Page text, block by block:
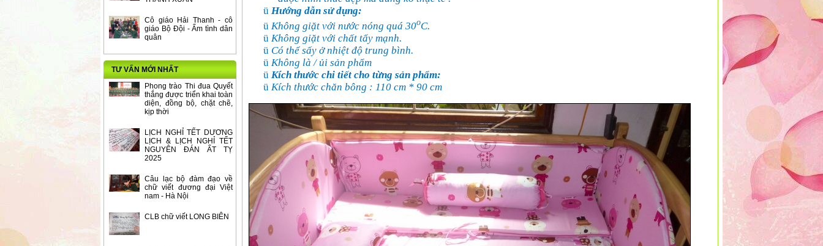
Cô giáo Hải Thanh - cô
giáo Bộ Đội - Ấm tình dân
quân
TƯ VẤN MỚI NHẤT
Phong trào Thi đua Quyết
thắng được triển khai toàn
diện, đồng bộ, chặt chẽ,
kịp thời
LỊCH NGHỈ TẾT DƯƠNG
LỊCH & LỊCH NGHỈ TẾT
NGUYÊN ĐÁN ẤT TỴ
2025
Câu lạc bộ đàm đạo về
chữ viết đương đại Việt
nam - Hà Nội
CLB chữ viết LONG BIÊN
ü Hướng dẫn sử dụng:
ü Không giặt với nước nóng quá 30oC.
ü Không giặt với chất tẩy mạnh.
ü Có thể sấy ở nhiệt độ trung bình.
ü Không là / ủi sản phẩm
ü Kích thước chi tiết cho từng sản phẩm:
ü Kích thước chăn bông : 110 cm * 90 cm